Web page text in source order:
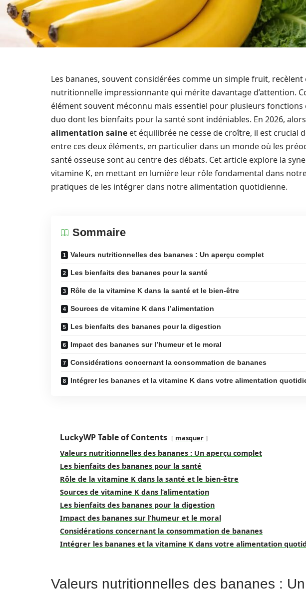
Les bananes, souvent considérées comme un simple fruit,
nutritionnelle impressionnante qui mérite davantage d’attention.
élément souvent méconnu mais essentiel pour plusieurs
duo dont les bienfaits pour la santé sont indéniables. En 2026,
alimentation saine et équilibrée ne cesse de croître, il est crucial
entre ces deux éléments, en particulier dans un monde où les
santé osseuse sont au centre des débats. Cet article explore la
vitamine K, en mettant en lumière leur rôle fondamental dans
pratiques de les intégrer dans notre alimentation quotidienne.
Sommaire
Valeurs nutritionnelles des bananes : Un aperçu complet
Les bienfaits des bananes pour la santé
Rôle de la vitamine K dans la santé et le bien-être
Sources de vitamine K dans l’alimentation
Les bienfaits des bananes pour la digestion
Impact des bananes sur l’humeur et le moral
Considérations concernant la consommation de bananes
Intégrer les bananes et la vitamine K dans votre alimentation
LuckyWP Table of Contents masquer
Valeurs nutritionnelles des bananes : Un aperçu complet
Les bienfaits des bananes pour la santé
Rôle de la vitamine K dans la santé et le bien-être
Sources de vitamine K dans l’alimentation
Les bienfaits des bananes pour la digestion
Impact des bananes sur l’humeur et le moral
Considérations concernant la consommation de bananes
Intégrer les bananes et la vitamine K dans votre alimentation
Valeurs nutritionnelles des bananes :